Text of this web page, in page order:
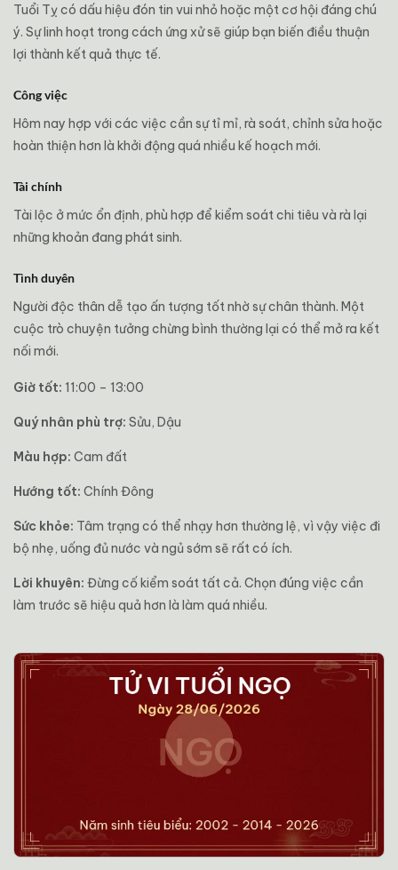
Tuổi Tỵ có dấu hiệu đón tin vui nhỏ hoặc một cơ hội đáng chú
ý. Sự linh hoạt trong cách ứng xử sẽ giúp bạn biến điều thuận
lợi thành kết quả thực tế.
Công việc
Hôm nay hợp với các việc cần sự tỉ mỉ, rà soát, chỉnh sửa hoặc
hoàn thiện hơn là khởi động quá nhiều kế hoạch mới.
Tài chính
Tài lộc ở mức ổn định, phù hợp để kiểm soát chi tiêu và rà lại
những khoản đang phát sinh.
Tình duyên
Người độc thân dễ tạo ấn tượng tốt nhờ sự chân thành. Một
cuộc trò chuyện tưởng chừng bình thường lại có thể mở ra kết
nối mới.
Giờ tốt: 11:00 – 13:00
Quý nhân phù trợ: Sửu, Dậu
Màu hợp: Cam đất
Hướng tốt: Chính Đông
Sức khỏe: Tâm trạng có thể nhạy hơn thường lệ, vì vậy việc đi
bộ nhẹ, uống đủ nước và ngủ sớm sẽ rất có ích.
Lời khuyên: Đừng cố kiểm soát tất cả. Chọn đúng việc cần
làm trước sẽ hiệu quả hơn là làm quá nhiều.